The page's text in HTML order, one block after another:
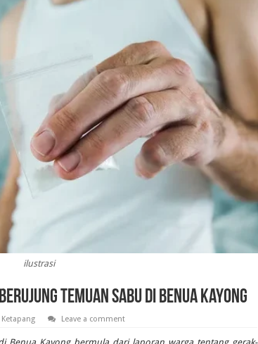
ilustrasi
Temuan Sabu di Benua Kayong
Ketapang Leave a comment